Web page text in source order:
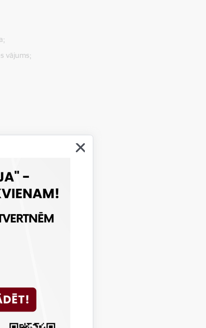
vājums;
numuri palīdzības